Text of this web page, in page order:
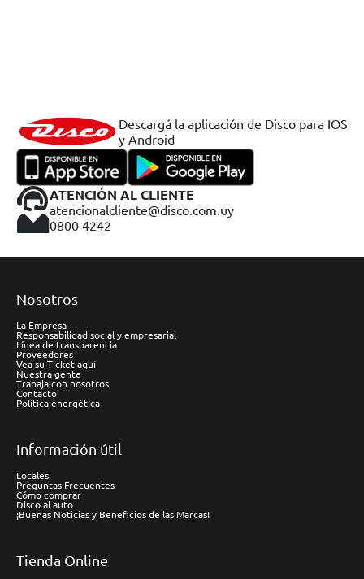
Descargá la aplicación de Disco para IOS
y Android
ATENCIÓN AL CLIENTE
atencionalcliente@disco.com.uy
0800 4242
Nosotros
La Empresa
Responsabilidad social y empresarial
Línea de transparencia
Proveedores
Vea su Ticket aquí
Nuestra gente
Trabaja con nosotros
Contacto
Política energética
Información útil
Locales
Preguntas Frecuentes
Cómo comprar
Disco al auto
¡Buenas Noticias y Beneficios de las Marcas!
Tienda Online